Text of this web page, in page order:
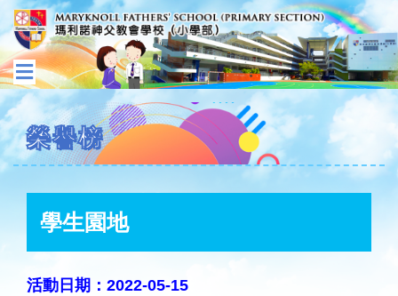
榮譽榜
學生園地
活動日期：2022-05-15